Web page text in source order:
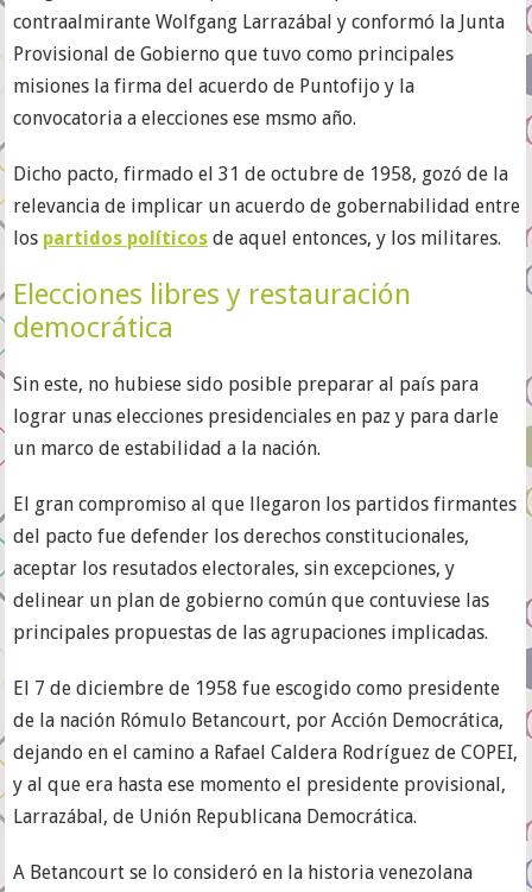
contraalmirante Wolfgang Larrazábal y conformó la Junta
Provisional de Gobierno que tuvo como principales
misiones la firma del acuerdo de Puntofijo y la
convocatoria a elecciones ese msmo año.
Dicho pacto, firmado el 31 de octubre de 1958, gozó de la
relevancia de implicar un acuerdo de gobernabilidad entre
los partidos políticos de aquel entonces, y los militares.
Elecciones libres y restauración
democrática
Sin este, no hubiese sido posible preparar al país para
lograr unas elecciones presidenciales en paz y para darle
un marco de estabilidad a la nación.
El gran compromiso al que llegaron los partidos firmantes
del pacto fue defender los derechos constitucionales,
aceptar los resutados electorales, sin excepciones, y
delinear un plan de gobierno común que contuviese las
principales propuestas de las agrupaciones implicadas.
El 7 de diciembre de 1958 fue escogido como presidente
de la nación Rómulo Betancourt, por Acción Democrática,
dejando en el camino a Rafael Caldera Rodríguez de COPEI,
y al que era hasta ese momento el presidente provisional,
Larrazábal, de Unión Republicana Democrática.
A Betancourt se lo consideró en la historia venezolana